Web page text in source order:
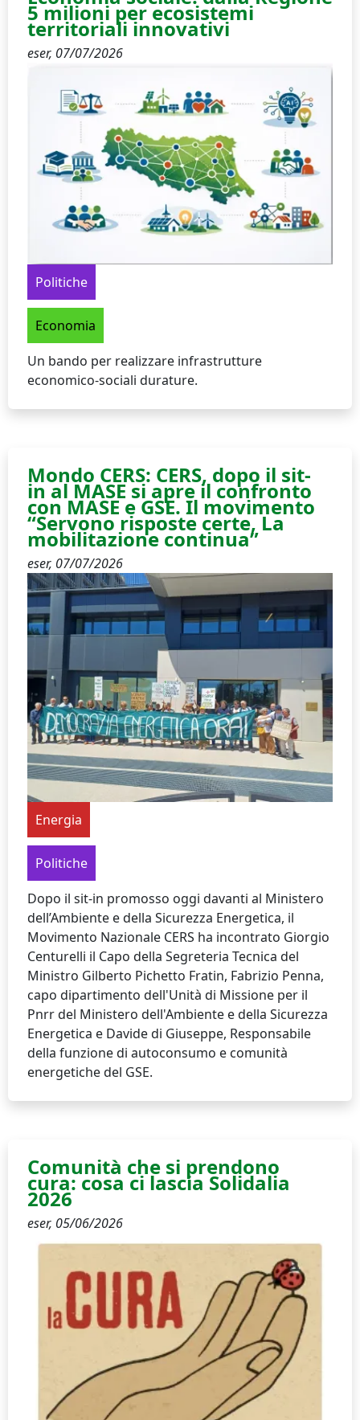
5 milioni per ecosistemi
territoriali innovativi
eser, 07/07/2026
Politiche
Economia
Un bando per realizzare infrastrutture
economico-sociali durature.
Mondo CERS: CERS, dopo il sit-
in al MASE si apre il confronto
con MASE e GSE. Il movimento
“Servono risposte certe, La
mobilitazione continua”
eser, 07/07/2026
Energia
Politiche
Dopo il sit-in promosso oggi davanti al Ministero
dell’Ambiente e della Sicurezza Energetica, il
Movimento Nazionale CERS ha incontrato Giorgio
Centurelli il Capo della Segreteria Tecnica del
Ministro Gilberto Pichetto Fratin, Fabrizio Penna,
capo dipartimento dell'Unità di Missione per il
Pnrr del Ministero dell'Ambiente e della Sicurezza
Energetica e Davide di Giuseppe, Responsabile
della funzione di autoconsumo e comunità
energetiche del GSE.
Comunità che si prendono
cura: cosa ci lascia Solidalia
2026
eser, 05/06/2026